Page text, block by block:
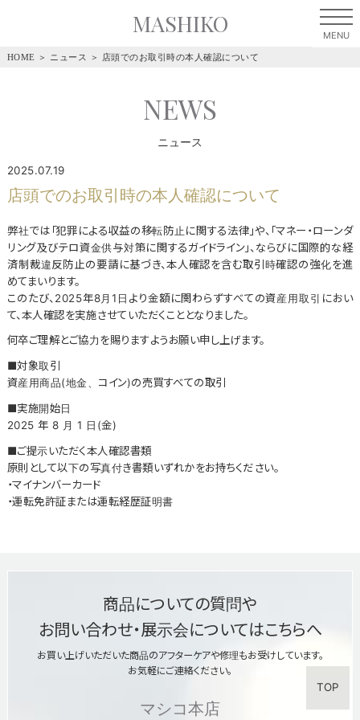
MASHIKO
HOME ＞ ニュース ＞ 店頭でのお取引時の本人確認について
NEWS
ニュース
2025.07.19
店頭でのお取引時の本人確認について
弊社では「犯罪による収益の移転防止に関する法律」や、「マネー・ローンダ
リング及びテロ資金供与対策に関するガイドライン」、ならびに国際的な経
済制裁違反防止の要請に基づき、本人確認を含む取引時確認の強化を進
めてまいります。
このたび、2025年8月1日より金額に関わらずすべての資産用取引におい
て、本人確認を実施させていただくこととなりました。
何卒ご理解とご協力を賜りますようお願い申し上げます。
■対象取引
資産用商品(地金、コイン)の売買すべての取引
■実施開始日
2025 年 8 月 1 日(金)
■ご提示いただく本人確認書類
原則として以下の写真付き書類いずれかをお持ちください。
・マイナンバーカード
・運転免許証または運転経歴証明書
商品についての質問や
お問い合わせ・展示会についてはこちらへ
お買い上げいただいた商品のアフターケアや修理もお受けしています。
お気軽にご連絡ください。
マシコ本店
TOP